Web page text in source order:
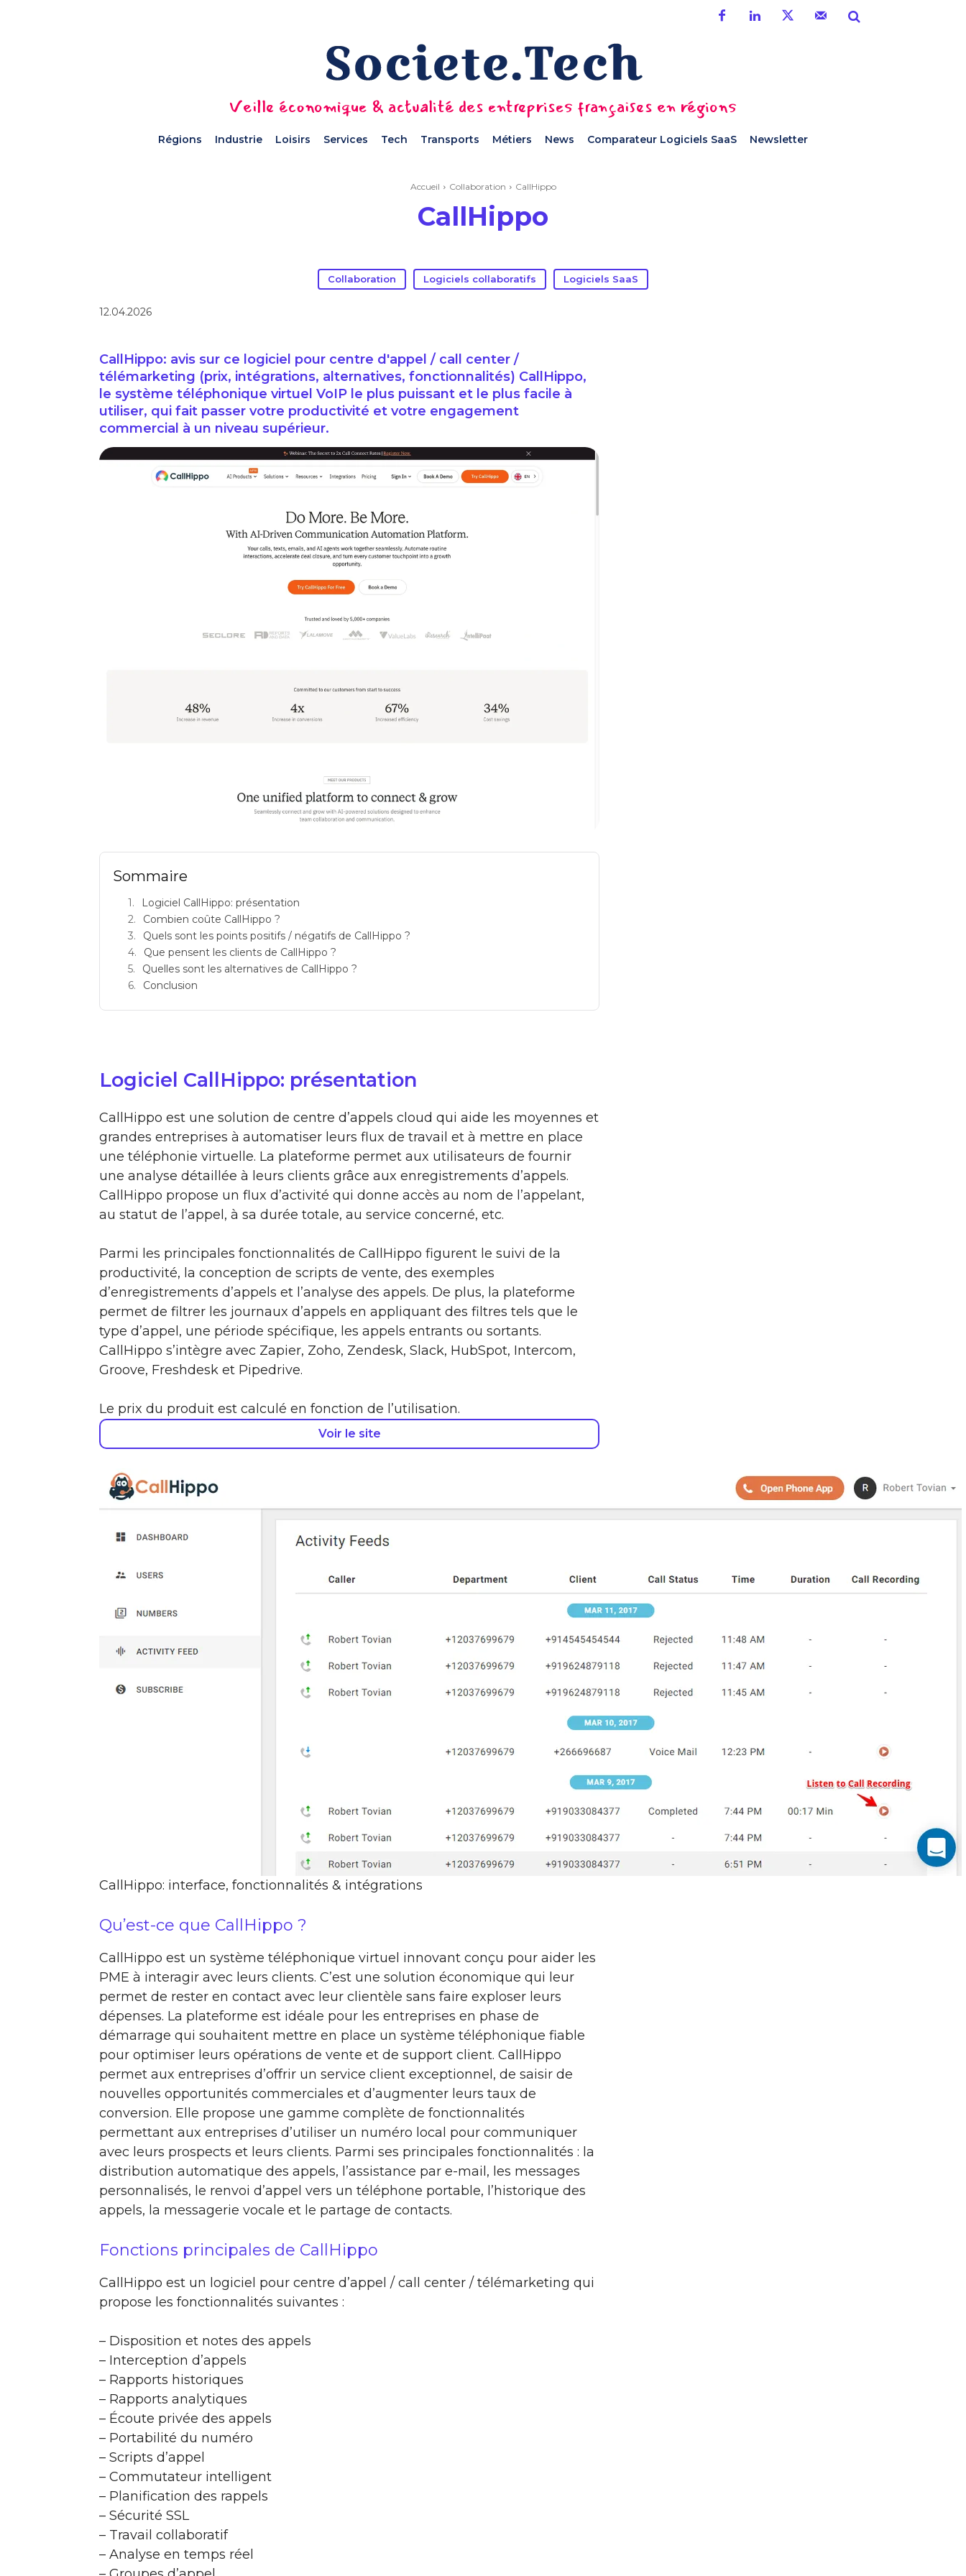
Veille économique & actualité des entreprises françaises en régions
Régions Industrie Loisirs Services Tech Transports Métiers News Comparateur Logiciels SaaS Newsletter
Accueil Collaboration CallHippo
CallHippo
Collaboration Logiciels collaboratifs Logiciels SaaS
12.04.2026
CallHippo: avis sur ce logiciel pour centre d'appel / call center /
télémarketing (prix, intégrations, alternatives, fonctionnalités) CallHippo,
le système téléphonique virtuel VoIP le plus puissant et le plus facile à
utiliser, qui fait passer votre productivité et votre engagement
commercial à un niveau supérieur.
Sommaire
Logiciel CallHippo: présentation
Combien coûte CallHippo ?
Quels sont les points positifs / négatifs de CallHippo ?
Que pensent les clients de CallHippo ?
Quelles sont les alternatives de CallHippo ?
Conclusion
Logiciel CallHippo: présentation
CallHippo est une solution de centre d’appels cloud qui aide les moyennes et
grandes entreprises à automatiser leurs flux de travail et à mettre en place
une téléphonie virtuelle. La plateforme permet aux utilisateurs de fournir
une analyse détaillée à leurs clients grâce aux enregistrements d’appels.
CallHippo propose un flux d’activité qui donne accès au nom de l’appelant,
au statut de l’appel, à sa durée totale, au service concerné, etc.
Parmi les principales fonctionnalités de CallHippo figurent le suivi de la
productivité, la conception de scripts de vente, des exemples
d’enregistrements d’appels et l’analyse des appels. De plus, la plateforme
permet de filtrer les journaux d’appels en appliquant des filtres tels que le
type d’appel, une période spécifique, les appels entrants ou sortants.
CallHippo s’intègre avec Zapier, Zoho, Zendesk, Slack, HubSpot, Intercom,
Groove, Freshdesk et Pipedrive.
Le prix du produit est calculé en fonction de l’utilisation.
Voir le site
CallHippo: interface, fonctionnalités & intégrations
Qu’est-ce que CallHippo ?
CallHippo est un système téléphonique virtuel innovant conçu pour aider les
PME à interagir avec leurs clients. C’est une solution économique qui leur
permet de rester en contact avec leur clientèle sans faire exploser leurs
dépenses. La plateforme est idéale pour les entreprises en phase de
démarrage qui souhaitent mettre en place un système téléphonique fiable
pour optimiser leurs opérations de vente et de support client. CallHippo
permet aux entreprises d’offrir un service client exceptionnel, de saisir de
nouvelles opportunités commerciales et d’augmenter leurs taux de
conversion. Elle propose une gamme complète de fonctionnalités
permettant aux entreprises d’utiliser un numéro local pour communiquer
avec leurs prospects et leurs clients. Parmi ses principales fonctionnalités : la
distribution automatique des appels, l’assistance par e-mail, les messages
personnalisés, le renvoi d’appel vers un téléphone portable, l’historique des
appels, la messagerie vocale et le partage de contacts.
Fonctions principales de CallHippo
CallHippo est un logiciel pour centre d’appel / call center / télémarketing qui
propose les fonctionnalités suivantes :
– Disposition et notes des appels
– Interception d’appels
– Rapports historiques
– Rapports analytiques
– Écoute privée des appels
– Portabilité du numéro
– Scripts d’appel
– Commutateur intelligent
– Planification des rappels
– Sécurité SSL
– Travail collaboratif
– Analyse en temps réel